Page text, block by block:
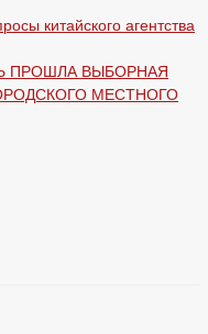
китайского агентства
ПРОШЛА ВЫБОРНАЯ
МЕСТНОГО